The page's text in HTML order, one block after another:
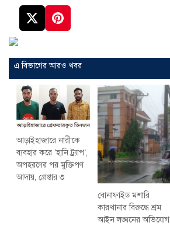
এ বিভাগের আরও খবর
আড়াইহাজারে নারীকে
ব্যবহার করে ‘হানি ট্র্যাপ’,
অপহরণের পর মুক্তিপণ
আদায়, গ্রেপ্তার ৩
বোনাফাইড মশারি
কারখানার বিরুদ্ধে শ্রম
আইন লঙ্ঘনের অভিযোগ